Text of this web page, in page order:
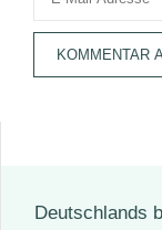
Adresse
Deutschlands